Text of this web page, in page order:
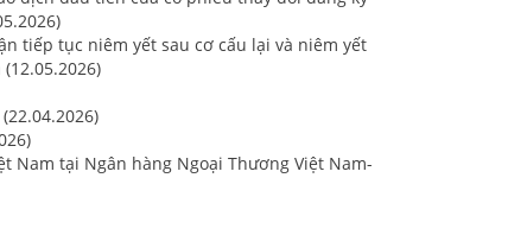
tiếp tục niêm yết sau cơ cấu lại và niêm yết
Nam tại Ngân hàng Ngoại Thương Việt Nam-